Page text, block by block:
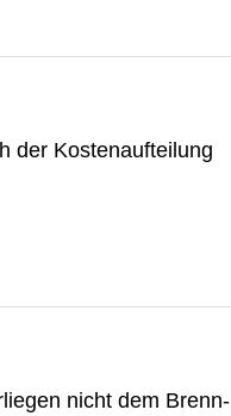
der Kos­ten­auf­tei­lung
nicht dem Brenn­